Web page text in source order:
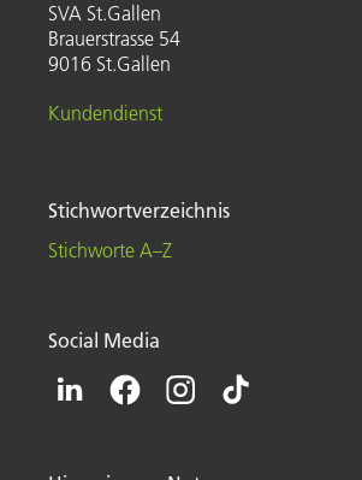
SVA St.Gallen
Brauerstrasse 54
9016 St.Gallen
Kundendienst
Stichwortverzeichnis
Stichworte A–Z
Social Media